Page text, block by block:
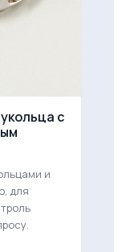
с
и
для